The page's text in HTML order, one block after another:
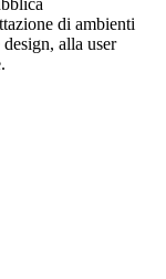
di ambienti
alla user